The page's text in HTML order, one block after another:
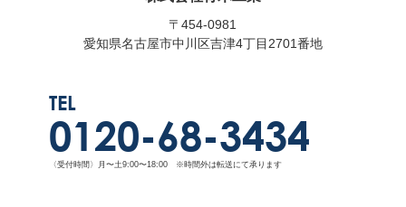
〒454-0981
愛知県名古屋市中川区吉津4丁目2701番地
TEL
0120-68-3434
〈受付時間〉月〜土9:00〜18:00 ※時間外は転送にて承ります